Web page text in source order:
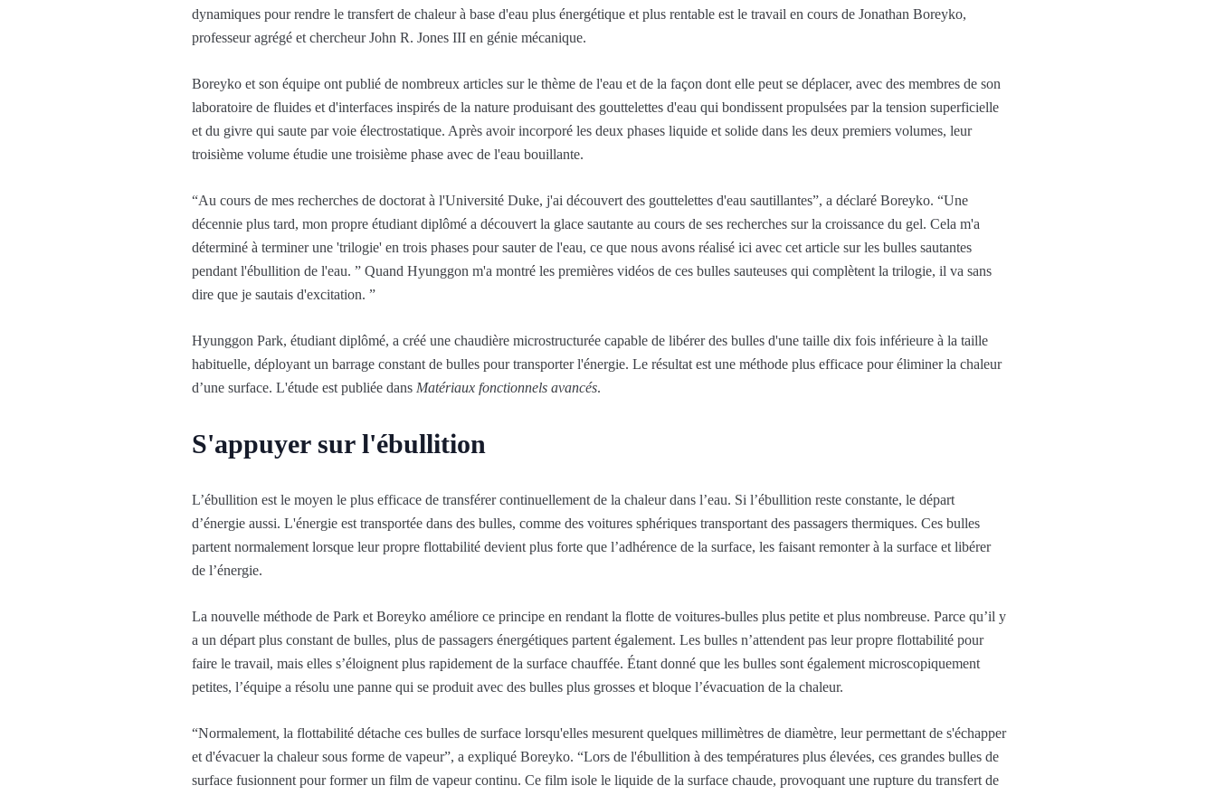
dynamiques pour rendre le transfert de chaleur à base d'eau plus énergétique et plus rentable est le travail en cours de Jonathan Boreyko,
professeur agrégé et chercheur John R. Jones III en génie mécanique.
Boreyko et son équipe ont publié de nombreux articles sur le thème de l'eau et de la façon dont elle peut se déplacer, avec des membres de son
laboratoire de fluides et d'interfaces inspirés de la nature produisant des gouttelettes d'eau qui bondissent propulsées par la tension superficielle
et du givre qui saute par voie électrostatique. Après avoir incorporé les deux phases liquide et solide dans les deux premiers volumes, leur
troisième volume étudie une troisième phase avec de l'eau bouillante.
“Au cours de mes recherches de doctorat à l'Université Duke, j'ai découvert des gouttelettes d'eau sautillantes”, a déclaré Boreyko. “Une
décennie plus tard, mon propre étudiant diplômé a découvert la glace sautante au cours de ses recherches sur la croissance du gel. Cela m'a
déterminé à terminer une 'trilogie' en trois phases pour sauter de l'eau, ce que nous avons réalisé ici avec cet article sur les bulles sautantes
pendant l'ébullition de l'eau. ” Quand Hyunggon m'a montré les premières vidéos de ces bulles sauteuses qui complètent la trilogie, il va sans
dire que je sautais d'excitation. ”
Hyunggon Park, étudiant diplômé, a créé une chaudière microstructurée capable de libérer des bulles d'une taille dix fois inférieure à la taille
habituelle, déployant un barrage constant de bulles pour transporter l'énergie. Le résultat est une méthode plus efficace pour éliminer la chaleur
d’une surface. L'étude est publiée dans Matériaux fonctionnels avancés.
S'appuyer sur l'ébullition
L’ébullition est le moyen le plus efficace de transférer continuellement de la chaleur dans l’eau. Si l’ébullition reste constante, le départ
d’énergie aussi. L'énergie est transportée dans des bulles, comme des voitures sphériques transportant des passagers thermiques. Ces bulles
partent normalement lorsque leur propre flottabilité devient plus forte que l’adhérence de la surface, les faisant remonter à la surface et libérer
de l’énergie.
La nouvelle méthode de Park et Boreyko améliore ce principe en rendant la flotte de voitures-bulles plus petite et plus nombreuse. Parce qu’il y
a un départ plus constant de bulles, plus de passagers énergétiques partent également. Les bulles n’attendent pas leur propre flottabilité pour
faire le travail, mais elles s’éloignent plus rapidement de la surface chauffée. Étant donné que les bulles sont également microscopiquement
petites, l’équipe a résolu une panne qui se produit avec des bulles plus grosses et bloque l’évacuation de la chaleur.
“Normalement, la flottabilité détache ces bulles de surface lorsqu'elles mesurent quelques millimètres de diamètre, leur permettant de s'échapper
et d'évacuer la chaleur sous forme de vapeur”, a expliqué Boreyko. “Lors de l'ébullition à des températures plus élevées, ces grandes bulles de
surface fusionnent pour former un film de vapeur continu. Ce film isole le liquide de la surface chaude, provoquant une rupture du transfert de